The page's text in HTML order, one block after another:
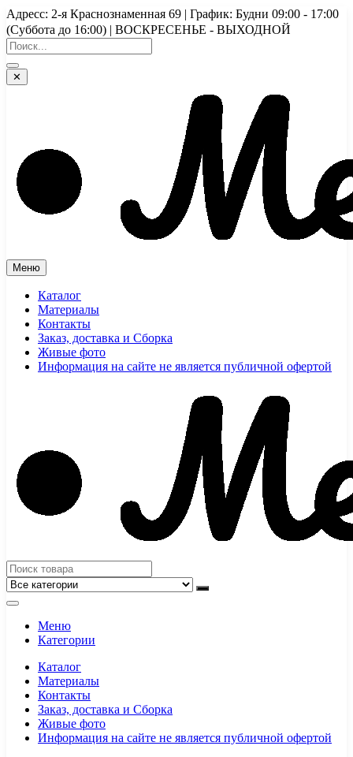
Перейти
к
содержимому
Адресс: 2-я Краснознаменная 69 | График: Будни 09:00 - 17:00
(Суббота до 16:00) | ВОСКРЕСЕНЬЕ - ВЫХОДНОЙ
✕
Меню
Каталог
Материалы
Контакты
Заказ, доставка и Сборка
Живые фото
Информация на сайте не является публичной офертой
Меню
Категории
Каталог
Материалы
Контакты
Заказ, доставка и Сборка
Живые фото
Информация на сайте не является публичной офертой